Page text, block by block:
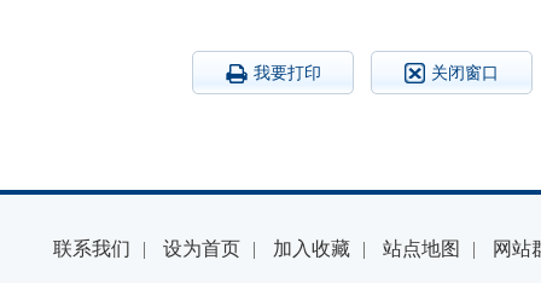
我要打印 关闭窗口
联系我们 | 设为首页 | 加入收藏 | 站点地图 | 网站